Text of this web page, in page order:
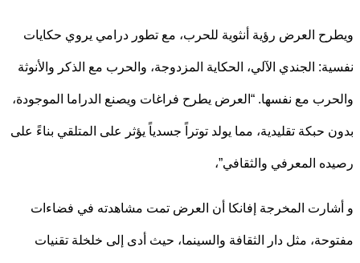
العرض رؤية أنثوية للحرب، مع تطور درامي يروي حكايات
الجندي الآلي، الحكاية المزدوجة، والحرب مع الذكر والأنوثة
مع نفسها. “العرض يطرح فراغات ويصنع الدراما الموجودة،
حبكة تقليدية، مما يولد توتراً جسدياً يؤثر على المتلقي بناءً على
المعرفي والثقافي”،
المخرجة إفانكا أن العرض تمت مشاهدته في فضاءات
مثل دار الثقافة والسينما، حيث أدى إلى خلخلة تقنيات